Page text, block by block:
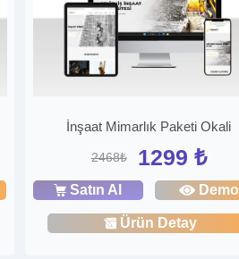
İnşaat Mimarlık Paketi Okali
2468₺ 1299 ₺
Satın Al Demo
Ürün Detay